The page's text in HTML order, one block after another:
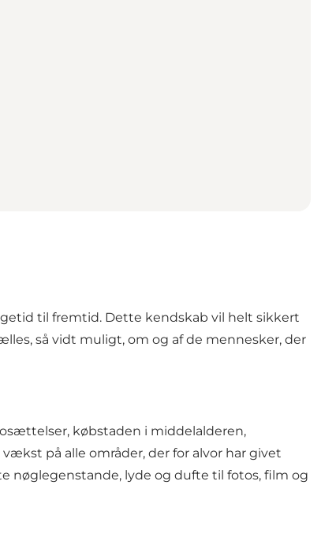
til fremtid. Dette kendskab vil helt sikkert
så vidt muligt, om og af de mennesker, der
købstaden i middelalderen,
på alle områder, der for alvor har givet
nøglegenstande, lyde og dufte til fotos, film og